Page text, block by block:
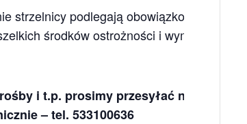
strzelnicy podlegają obowiązkowej
środków ostrożności i wymagań
i t.p. prosimy przesyłać na adres e-
– tel. 533100636